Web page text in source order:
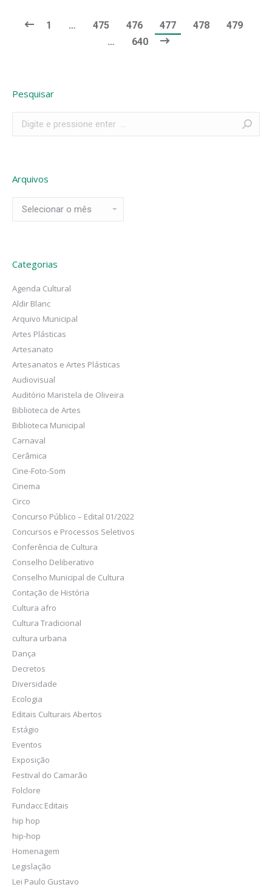
1 … 475 476 477 478
479
…
640
Pesquisar
Arquivos
Categorias
Agenda Cultural
Aldir Blanc
Arquivo Municipal
Artes Plásticas
Artesanato
Artesanatos e Artes Plásticas
Audiovisual
Auditório Maristela de Oliveira
Biblioteca de Artes
Biblioteca Municipal
Carnaval
Cerâmica
Cine-Foto-Som
Cinema
Circo
Concurso Público – Edital 01/2022
Concursos e Processos Seletivos
Conferência de Cultura
Conselho Deliberativo
Conselho Municipal de Cultura
Contação de História
Cultura afro
Cultura Tradicional
cultura urbana
Dança
Decretos
Diversidade
Ecologia
Editais Culturais Abertos
Estágio
Eventos
Exposição
Festival do Camarão
Folclore
Fundacc Editais
hip hop
hip-hop
Homenagem
Legislação
Lei Paulo Gustavo